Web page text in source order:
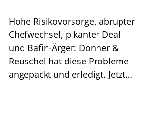
Hohe Risikovorsorge, abrupter
Chefwechsel, pikanter Deal
und Bafin-Ärger: Donner &
Reuschel hat diese Probleme
angepackt und erledigt. Jetzt